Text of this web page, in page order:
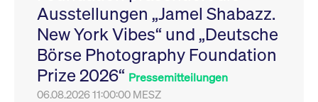
Ausstellungen „Jamel Shabazz.
New York Vibes“ und „Deutsche
Börse Photography Foundation
Prize 2026“ Pressemitteilungen
06.08.2026 11:00:00 MESZ
Leistung der Website
zu messen. Es handelt
sich um ein Muster-
Cookie, bei dem auf
das Präfix _pk_ses
eine kurze Reihe von
VISITOR_PRIVACY_METADATA
YouTube
.youtube.com
6
Monate
Dieses Cookie dient
Speicherung der
Einwilligungs- und
des Nutzers für ihre
Interaktion mit der